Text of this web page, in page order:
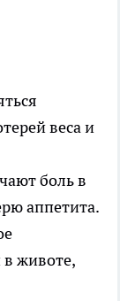
веса и
боль в
аппетита.
животе,